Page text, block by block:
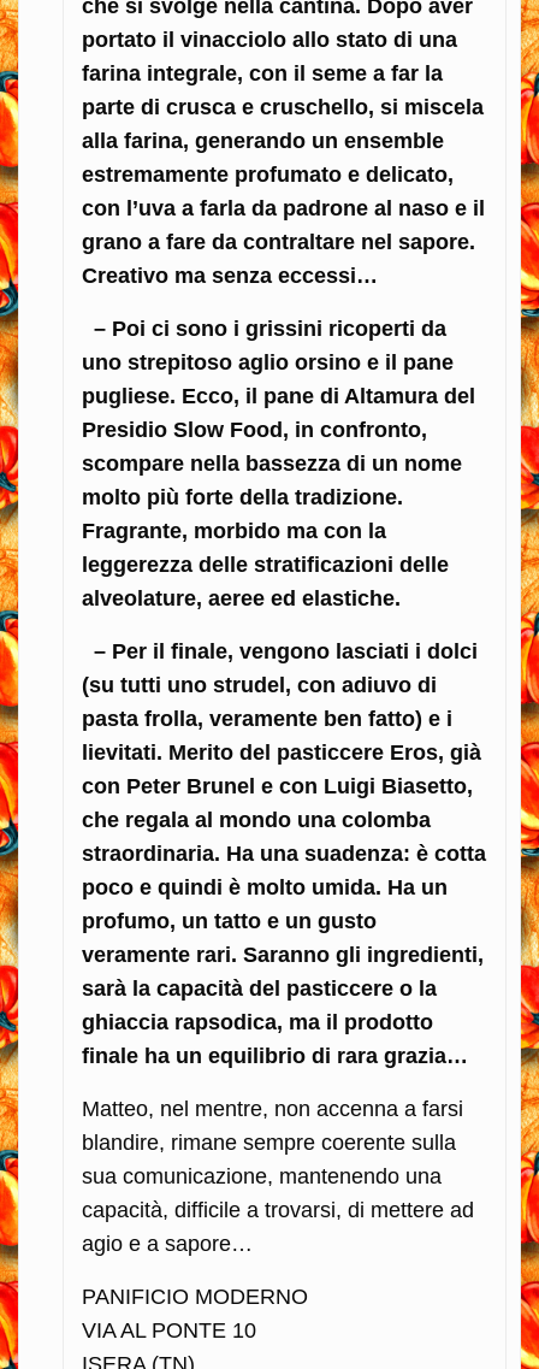
che si svolge nella cantina. Dopo aver
portato il vinacciolo allo stato di una
farina integrale, con il seme a far la
parte di crusca e cruschello, si miscela
alla farina, generando un ensemble
estremamente profumato e delicato,
con l’uva a farla da padrone al naso e il
grano a fare da contraltare nel sapore.
Creativo ma senza eccessi…
– Poi ci sono i grissini ricoperti da
uno strepitoso aglio orsino e il pane
pugliese. Ecco, il pane di Altamura del
Presidio Slow Food, in confronto,
scompare nella bassezza di un nome
molto più forte della tradizione.
Fragrante, morbido ma con la
leggerezza delle stratificazioni delle
alveolature, aeree ed elastiche.
– Per il finale, vengono lasciati i dolci
(su tutti uno strudel, con adiuvo di
pasta frolla, veramente ben fatto) e i
lievitati. Merito del pasticcere Eros, già
con Peter Brunel e con Luigi Biasetto,
che regala al mondo una colomba
straordinaria. Ha una suadenza: è cotta
poco e quindi è molto umida. Ha un
profumo, un tatto e un gusto
veramente rari. Saranno gli ingredienti,
sarà la capacità del pasticcere o la
ghiaccia rapsodica, ma il prodotto
finale ha un equilibrio di rara grazia…
Matteo, nel mentre, non accenna a farsi
blandire, rimane sempre coerente sulla
sua comunicazione, mantenendo una
capacità, difficile a trovarsi, di mettere ad
agio e a sapore…
PANIFICIO MODERNO
VIA AL PONTE 10